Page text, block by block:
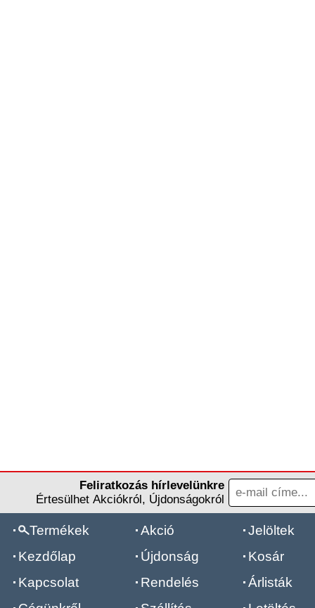
Feliratkozás hírlevelünkre
Értesülhet Akciókról, Újdonságokról
Termékek
Kezdőlap
Kapcsolat
Akció
Újdonság
Rendelés
Jelöltek
Kosár
Árlisták